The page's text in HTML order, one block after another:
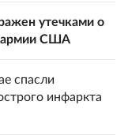
утечками о
армии США
спасли
инфаркта